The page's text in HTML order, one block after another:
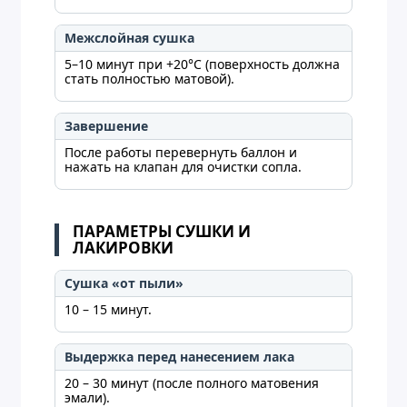
Межслойная сушка
5–10 минут при +20°C (поверхность должна
стать полностью матовой).
Завершение
После работы перевернуть баллон и
нажать на клапан для очистки сопла.
ПАРАМЕТРЫ СУШКИ И
ЛАКИРОВКИ
Сушка «от пыли»
10 – 15 минут.
Выдержка перед нанесением лака
20 – 30 минут (после полного матовения
эмали).